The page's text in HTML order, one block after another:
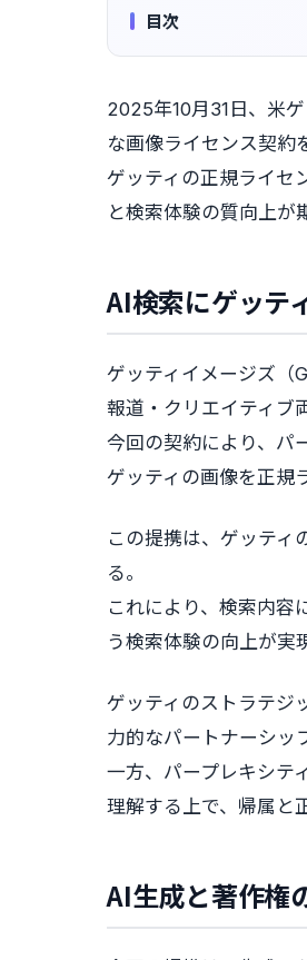
目次
2025年10月31日、米
な画像ライセンス契約
ゲッティの正規ライセ
と検索体験の質向上が
AI検索にゲッテ
ゲッティイメージズ（
報道・クリエイティブ
今回の契約により、パ
ゲッティの画像を正規
この提携は、ゲッティ
る。
これにより、検索内容
う検索体験の向上が実
ゲッティのストラテジ
力的なパートナーシッ
一方、パープレキシテ
理解する上で、帰属と
AI生成と著作権